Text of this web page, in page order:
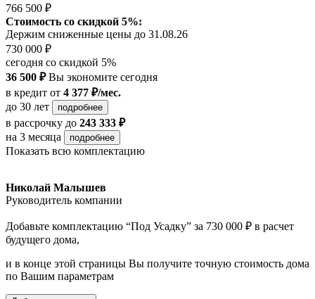
766 500 ₽
Стоимость со скидкой 5%:
Держим сниженные цены до 31.08.26
730 000 ₽
сегодня со скидкой 5%
36 500 ₽Вы экономите сегодня
в кредит от 4 377 ₽/мес.
до 30 лет
подробнее
в рассрочку до 243 333 ₽
на 3 месяца
подробнее
Показать всю комплектацию
Николай Малышев
Руководитель компании
Добавьте комплектацию “Под Усадку” за 730 000 ₽ в расчет
будущего дома,
и в конце этой страницы Вы получите точную стоимость дома
по Вашим параметрам